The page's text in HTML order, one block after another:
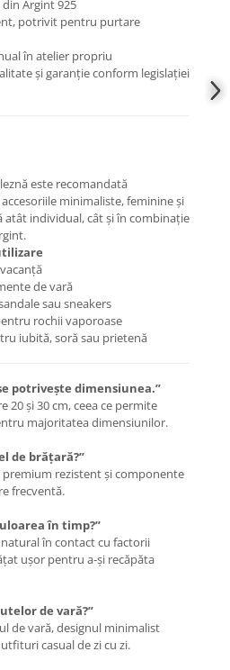
Argint 925
potrivit pentru purtare
în atelier propriu
și garanție conform legislației
este recomandată
minimaliste, feminine și
individual, cât și în combinație
de vară
sau sneakers
rochii vaporoase
iubită, soră sau prietenă
potrivește dimensiunea.”
20 și 30 cm, ceea ce permite
majoritatea dimensiunilor.
de brățară?”
premium rezistent și componente
frecventă.
în timp?”
în contact cu factorii
ușor pentru a-și recăpăta
de vară?”
de vară, designul minimalist
casual de zi cu zi.